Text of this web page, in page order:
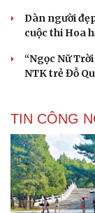
Dàn người
cuộc thi Hoa
“Ngọc Nữ
NTK trẻ Đỗ
TIN CÔNG